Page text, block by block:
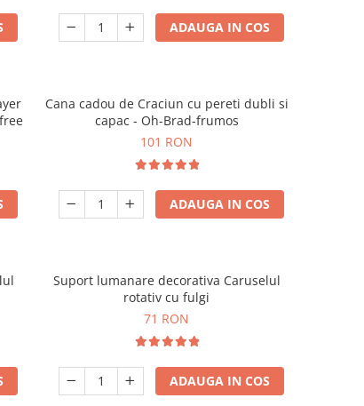
ADAUGA IN COS
Cana cadou de Craciun cu pereti dubli si
capac - Oh-Brad-frumos
101 RON
ADAUGA IN COS
Suport lumanare decorativa Caruselul
rotativ cu fulgi
71 RON
ADAUGA IN COS